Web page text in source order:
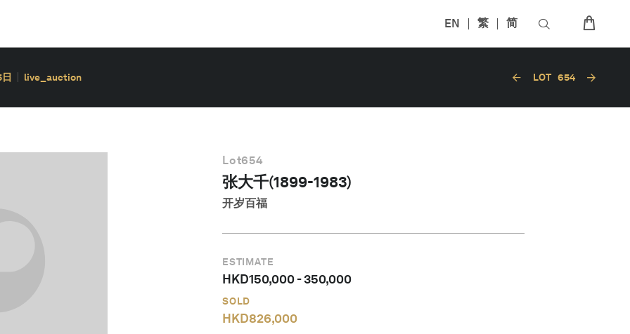
EN 繁 简
live_auction LOT 654
Lot654
张大千(1899-1983)
开岁百福
ESTIMATE
HKD150,000-350,000
SOLD
HKD826,000